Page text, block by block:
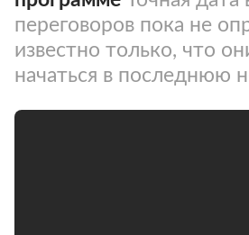
переговоров пока не
известно только, что
начаться в последнюю